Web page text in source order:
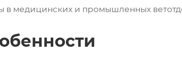
в медицинских и промышленных